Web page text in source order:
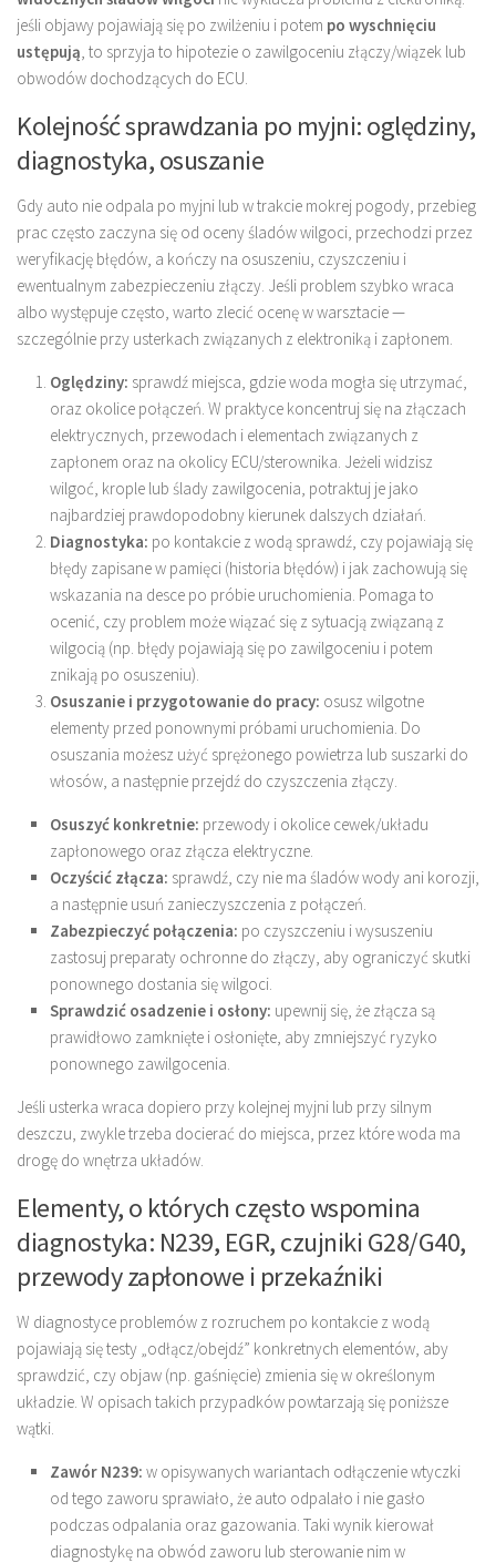
jeśli objawy pojawiają się po zwilżeniu i potem po wyschnięciu
ustępują , to sprzyja to hipotezie o zawilgoceniu złączy/wiązek lub
obwodów dochodzących do ECU.
Kolejność sprawdzania po myjni: oględziny,
diagnostyka, osuszanie
Gdy auto nie odpala po myjni lub w trakcie mokrej pogody, przebieg
prac często zaczyna się od oceny śladów wilgoci, przechodzi przez
weryfikację błędów, a kończy na osuszeniu, czyszczeniu i
ewentualnym zabezpieczeniu złączy. Jeśli problem szybko wraca
albo występuje często, warto zlecić ocenę w warsztacie —
szczególnie przy usterkach związanych z elektroniką i zapłonem.
Oględziny: sprawdź miejsca, gdzie woda mogła się utrzymać,
oraz okolice połączeń. W praktyce koncentruj się na złączach
elektrycznych, przewodach i elementach związanych z
zapłonem oraz na okolicy ECU/sterownika. Jeżeli widzisz
wilgoć, krople lub ślady zawilgocenia, potraktuj je jako
najbardziej prawdopodobny kierunek dalszych działań.
Diagnostyka: po kontakcie z wodą sprawdź, czy pojawiają się
błędy zapisane w pamięci (historia błędów) i jak zachowują się
wskazania na desce po próbie uruchomienia. Pomaga to
ocenić, czy problem może wiązać się z sytuacją związaną z
wilgocią (np. błędy pojawiają się po zawilgoceniu i potem
znikają po osuszeniu).
Osuszanie i przygotowanie do pracy: osusz wilgotne
elementy przed ponownymi próbami uruchomienia. Do
osuszania możesz użyć sprężonego powietrza lub suszarki do
włosów, a następnie przejdź do czyszczenia złączy.
Osuszyć konkretnie: przewody i okolice cewek/układu
zapłonowego oraz złącza elektryczne.
Oczyścić złącza: sprawdź, czy nie ma śladów wody ani korozji,
a następnie usuń zanieczyszczenia z połączeń.
Zabezpieczyć połączenia: po czyszczeniu i wysuszeniu
zastosuj preparaty ochronne do złączy, aby ograniczyć skutki
ponownego dostania się wilgoci.
Sprawdzić osadzenie i osłony: upewnij się, że złącza są
prawidłowo zamknięte i osłonięte, aby zmniejszyć ryzyko
ponownego zawilgocenia.
Jeśli usterka wraca dopiero przy kolejnej myjni lub przy silnym
deszczu, zwykle trzeba docierać do miejsca, przez które woda ma
drogę do wnętrza układów.
Elementy, o których często wspomina
diagnostyka: N239, EGR, czujniki G28/G40,
przewody zapłonowe i przekaźniki
W diagnostyce problemów z rozruchem po kontakcie z wodą
pojawiają się testy „odłącz/obejdź” konkretnych elementów, aby
sprawdzić, czy objaw (np. gaśnięcie) zmienia się w określonym
układzie. W opisach takich przypadków powtarzają się poniższe
wątki.
Zawór N239: w opisywanych wariantach odłączenie wtyczki
od tego zaworu sprawiało, że auto odpalało i nie gasło
podczas odpalania oraz gazowania. Taki wynik kierował
diagnostykę na obwód zaworu lub sterowanie nim w